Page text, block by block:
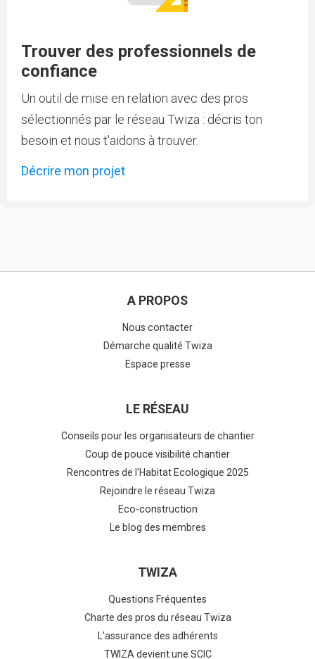
Trouver des professionnels de
confiance
Un outil de mise en relation avec des pros
sélectionnés par le réseau Twiza : décris ton
besoin et nous t'aidons à trouver.
Décrire mon projet
A PROPOS
Nous contacter
Démarche qualité Twiza
Espace presse
LE RÉSEAU
Conseils pour les organisateurs de chantier
Coup de pouce visibilité chantier
Rencontres de l'Habitat Ecologique 2025
Rejoindre le réseau Twiza
Eco-construction
Le blog des membres
TWIZA
Questions Fréquentes
Charte des pros du réseau Twiza
L'assurance des adhérents
TWIZA devient une SCIC